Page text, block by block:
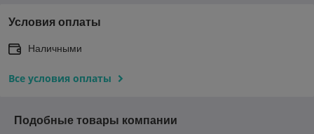
Условия оплаты
Наличными
Все условия оплаты
Подобные товары компании